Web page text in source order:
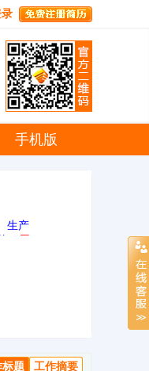
手机版
生产
司
标题 工作摘要